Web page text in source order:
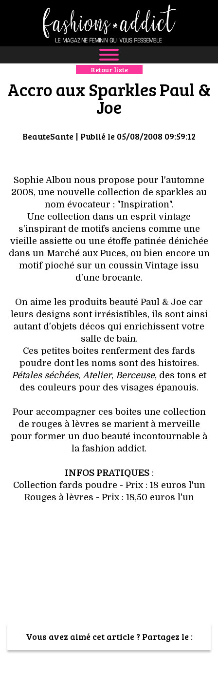
NEWS
MODE
CULTURE
HIGH TECH
MAISON
AUTO
LIEUX TENDANCES
BEAUTÉ
MODE DE RUE
JEUNES CRÉATEURS
HISTOIRE DES MARQUES
DÉCO
VOYAGES & LOISIRS
Retour liste
Accro aux Sparkles Paul &
Joe
BeauteSante | Publié le 05/08/2008 09:59:12
Sophie Albou nous propose pour l'automne
2008, une nouvelle collection de sparkles au
nom évocateur : "Inspiration".
Une collection dans un esprit vintage
s'inspirant de motifs anciens comme une
vieille assiette ou une étoffe patinée dénichée
dans un Marché aux Puces, ou bien encore un
motif pioché sur un coussin Vintage issu
d'une brocante.
On aime les produits beauté Paul & Joe car
leurs designs sont irrésistibles, ils sont ainsi
autant d'objets décos qui enrichissent votre
salle de bain.
Ces petites boites renferment des fards
poudre dont les noms sont des histoires.
Pétales séchées, Atelier, Berceuse, des tons et
des couleurs pour des visages épanouis.
Pour accompagner ces boites une collection
de rouges à lèvres se marient à merveille
pour former un duo beauté incontournable à
la fashion addict.
INFOS PRATIQUES:
Collection fards poudre - Prix : 18 euros l'un
Rouges à lèvres - Prix : 18,50 euros l'un
Vous avez aimé cet article ? Partagez le :